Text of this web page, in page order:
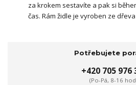
za krokem sestavíte a pak si
čas. Rám židle je vyroben ze dřeva
Potřebujete
+420 705 976
(Po-Pá, 8-16